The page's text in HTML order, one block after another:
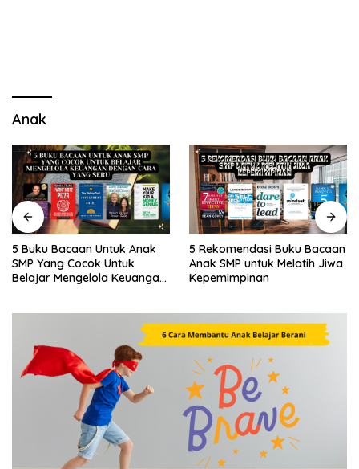
Anak
5 Buku Bacaan Untuk Anak
SMP Yang Cocok Untuk
Belajar Mengelola Keuangan
5 Rekomendasi Buku Bacaan
Anak SMP untuk Melatih Jiwa
Kepemimpinan